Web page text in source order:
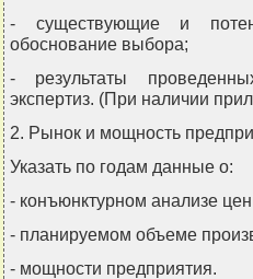
- существующие и
обоснование выбора;
- результаты
экспертиз. (При наличии
2. Рынок и мощность
Указать по годам данные о:
- конъюнктурном анализе
- планируемом объеме
- мощности предприятия.